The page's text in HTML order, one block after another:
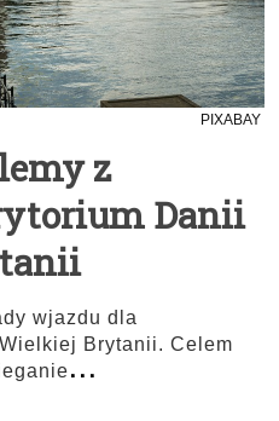
PIXABAY
z
Danii
wjazdu dla
Brytanii. Celem
...